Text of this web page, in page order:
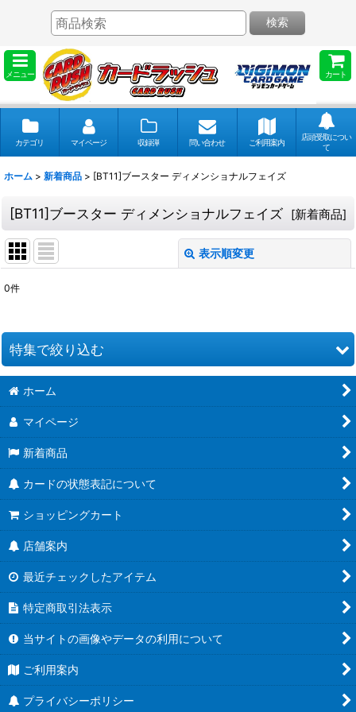
メニュー カート
検索
カテゴリ マイページ 収録弾 問い合わせ ご利用案内
店頭受取につい
て
ホーム > 新着商品 > [BT11]ブースター ディメンショナルフェイズ
[BT11]ブースター ディメンショナルフェイズ [新着商品]
表示順変更
並び順 :
0件
特集で絞り込む
[EX12]エクストラブースター DIGITAL WORLD SHAMBALA
[BT25]ブースターパック DUAL REVOLUTION
[ST24]スタートデッキ DIGIMON SAVERS
[ST23]スタートデッキ DIGIMON BEATBREAK
[PB-23]PREMIUM HEROINES SET ver.2
[LM-07]ANOTHER KNIGHT
[EX11]エクストラブースター DAWN OF LIBERATOR
[BT24]ブースターパック TIME STRANGER
[BT23]ブースターパック HACKERS' SLUMBER
ホーム
マイページ
新着商品
カードの状態表記について
ショッピングカート
店舗案内
最近チェックしたアイテム
特定商取引法表示
当サイトの画像やデータの利用について
ご利用案内
プライバシーポリシー